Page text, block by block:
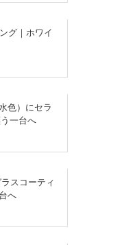
グ｜ホワイ
色）にセラ
一台へ
スコーティ
へ